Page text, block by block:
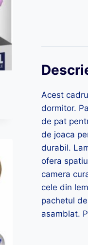
Acest
dormitor.
de pat
de joaca
durabil.
ofera
camera
cele din
pachetul
asamblat.